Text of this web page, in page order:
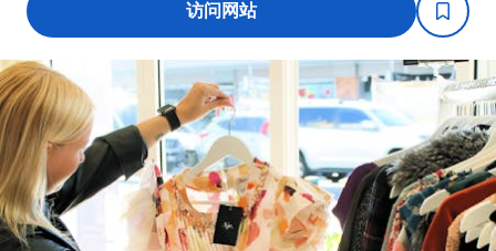
访问网站